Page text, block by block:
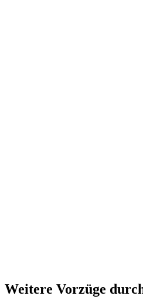
Weitere Vorzüge